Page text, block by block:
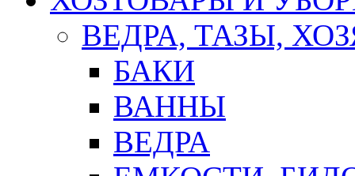
ВЕДРА, ТАЗЫ,
БАКИ
ВАННЫ
ВЕДРА